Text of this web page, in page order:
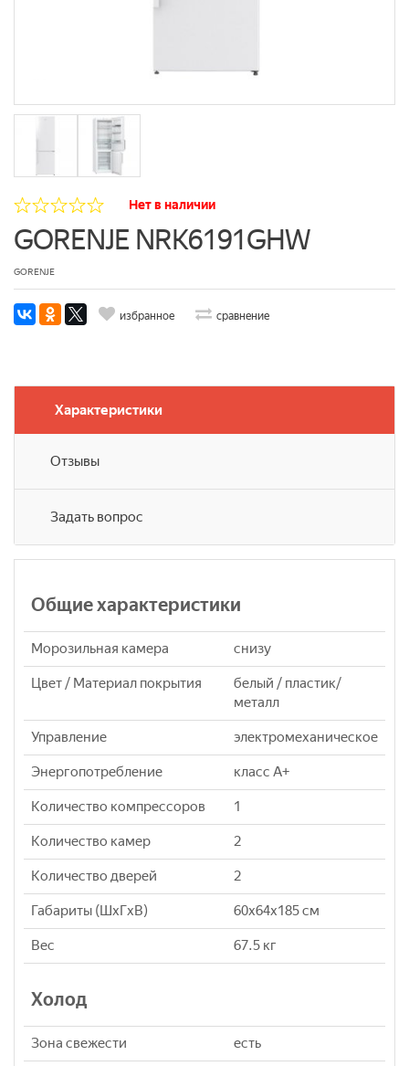
Нет в наличии
GORENJE NRK6191GHW
GORENJE
избранное сравнение
Характеристики
Отзывы
Задать вопрос
Общие характеристики
Морозильная камера снизу
Цвет / Материал покрытия
белый / пластик/
металл
Управление электромеханическое
Энергопотребление класс A+
Количество компрессоров 1
Количество камер 2
Количество дверей 2
Габариты (ШxГxВ) 60x64x185 см
Вес 67.5 кг
Холод
Зона свежести есть